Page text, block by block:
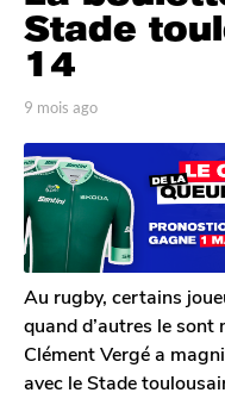
o
i
a
o
9
m
o
i
s
a
g
o
Stade
14
p
r
T
o
m
G
a
l
r
o
n
9 mois ago
i
s
g
o
Au rugby, certains
quand d’autres le sont
Clément Vergé a
avec le Stade